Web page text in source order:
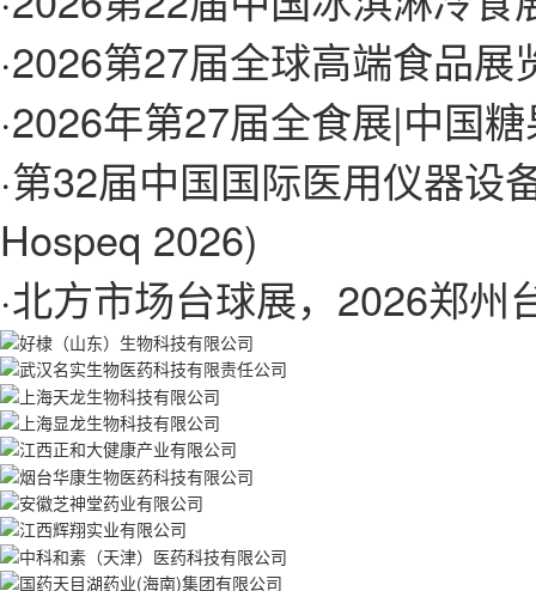
·2026第27届全球高端食品展
·2026年第27届全食展|中国
·第32届中国国际医用仪器设
Hospeq 2026)
·北方市场台球展，2026郑州